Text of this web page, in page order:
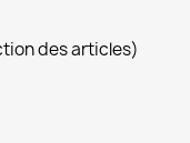
des articles)